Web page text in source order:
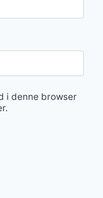
i denne browser